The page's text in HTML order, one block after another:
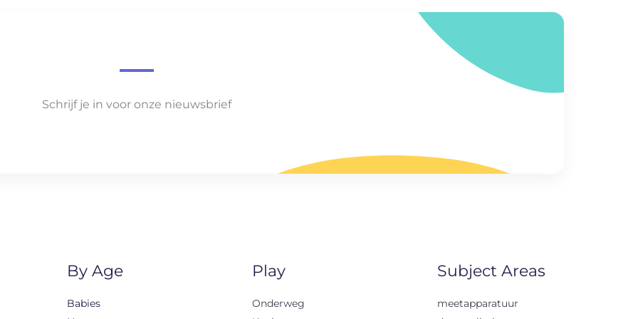
Schrijf je in voor onze nieuwsbrief
By Age
Babies
Play
Onderweg
Subject Areas
meetapparatuur